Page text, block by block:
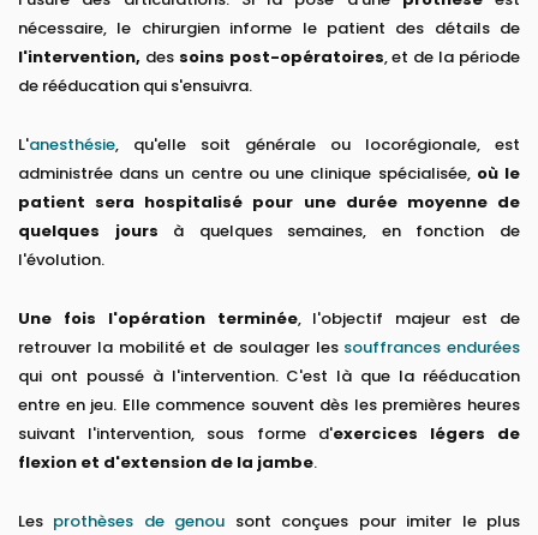
nécessaire, le chirurgien informe le patient des détails de
l'intervention, des soins post-opératoires, et de la période
de rééducation qui s'ensuivra.
L'anesthésie, qu'elle soit générale ou locorégionale, est
administrée dans un centre ou une clinique spécialisée, où le
patient sera hospitalisé pour une durée moyenne de
quelques jours à quelques semaines, en fonction de
l'évolution.
Une fois l'opération terminée, l'objectif majeur est de
retrouver la mobilité et de soulager les souffrances endurées
qui ont poussé à l'intervention. C'est là que la rééducation
entre en jeu. Elle commence souvent dès les premières heures
suivant l'intervention, sous forme d'exercices légers de
flexion et d'extension de la jambe.
Les prothèses de genou sont conçues pour imiter le plus